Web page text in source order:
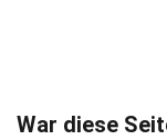
War diese